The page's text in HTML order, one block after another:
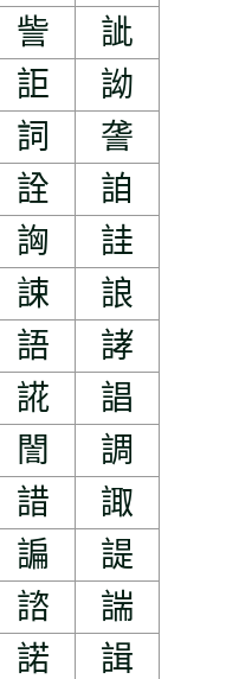
訾 訿
詎 詏
詞 詟
詮 詯
詾 詿
誎 誏
語 誟
誮 誯
誾 調
諎 諏
諞 諟
諮 諯
諾 諿